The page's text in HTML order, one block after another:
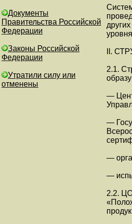
Документы
Правительства Российской
Федерации
Законы Российской
Федерации
Утратили силу или
отменены
II.
2.1.
—
—
—
—
2.2.